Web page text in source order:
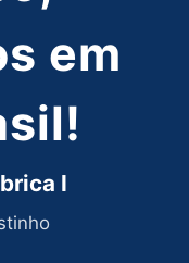
em
I